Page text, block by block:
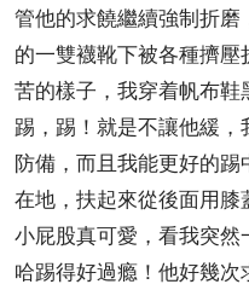
管他的求饒繼續強制折
的一雙襪靴下被各種擠
苦的樣子，我穿着帆布鞋
踢，踢！就是不讓他緩
防備，而且我能更好的
在地，扶起來從後面用
小屁股真可愛，看我突
哈踢得好過瘾！他好幾